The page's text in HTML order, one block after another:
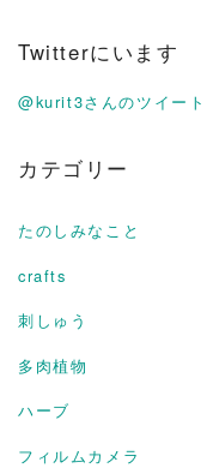
Twitterにいます
@kurit3さんのツイート
カテゴリー
たのしみなこと
crafts
刺しゅう
多肉植物
ハーブ
フィルムカメラ